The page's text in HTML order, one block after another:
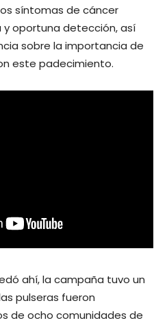
síntomas de cáncer
oportuna detección, así
sobre la importancia de
este padecimiento.
ahí, la campaña tuvo un
pulseras fueron
de ocho comunidades de